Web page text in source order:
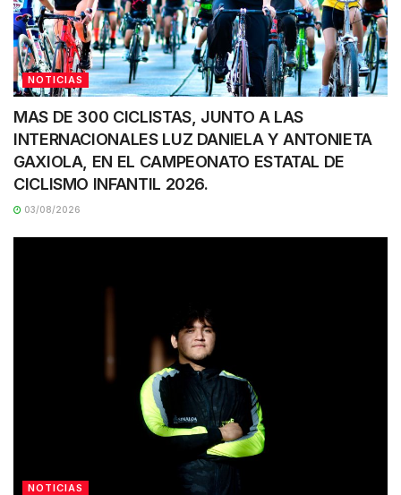
NOTICIAS
MAS DE 300 CICLISTAS, JUNTO A LAS
INTERNACIONALES LUZ DANIELA Y ANTONIETA
GAXIOLA, EN EL CAMPEONATO ESTATAL DE
CICLISMO INFANTIL 2026.
03/08/2026
NOTICIAS